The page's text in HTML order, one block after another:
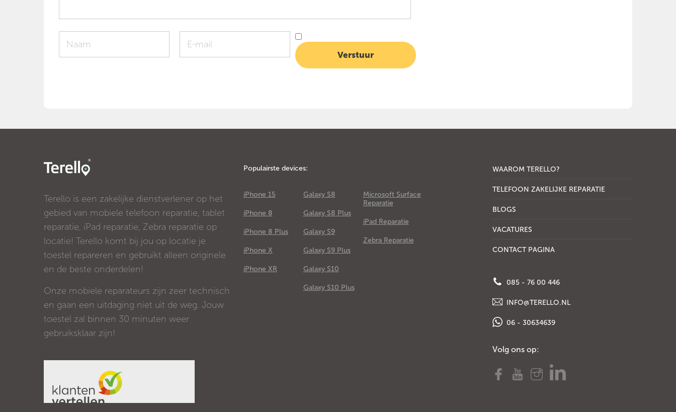
Terello is een zakelijke dienstverlener op het
gebied van mobiele telefoon reparatie, tablet
reparatie, iPad reparatie, Zebra reparatie op
locatie! Terello komt bij jou op locatie je
toestel repareren en gebruikt alleen originele
en de beste onderdelen!
Onze mobiele reparateurs zijn zeer technisch
en gaan een uitdaging niet uit de weg. Jouw
toestel zal binnen 30 minuten weer
gebruiksklaar zijn!
Populairste devices:
iPhone 15
iPhone 8
iPhone 8 Plus
iPhone X
iPhone XR
Galaxy S8
Galaxy S8 Plus
Galaxy S9
Galaxy S9 Plus
Galaxy S10
Galaxy S10 Plus
Microsoft Surface
Reparatie
iPad Reparatie
Zebra Reparatie
WAAROM TERELLO?
TELEFOON ZAKELIJKE REPARATIE
BLOGS
VACATURES
CONTACT PAGINA
085 - 76 00 446
INFO@TERELLO.NL
06 - 30634639
Volg ons op: